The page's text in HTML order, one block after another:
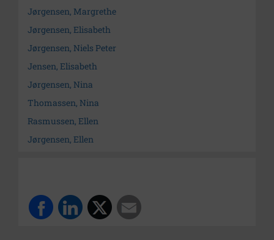
Jørgensen, Margrethe
Jørgensen, Elisabeth
Jørgensen, Niels Peter
Jensen, Elisabeth
Jørgensen, Nina
Thomassen, Nina
Rasmussen, Ellen
Jørgensen, Ellen